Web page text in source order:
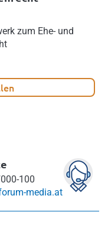
zum Ehe- und
100
media.at